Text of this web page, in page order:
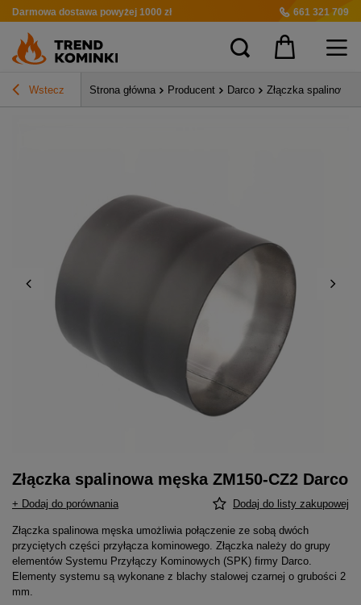
Darmowa dostawa powyżej 1000 zł 661 321 709
Wstecz Strona główna Producent Darco Złączka spalinowa
Złączka spalinowa męska ZM150-CZ2 Darco
+ Dodaj do porównania Dodaj do listy zakupowej
Złączka spalinowa męska umożliwia połączenie ze sobą dwóch
przyciętych części przyłącza kominowego. Złączka należy do grupy
elementów Systemu Przyłączy Kominowych (SPK) firmy Darco.
Elementy systemu są wykonane z blachy stalowej czarnej o grubości 2
mm.